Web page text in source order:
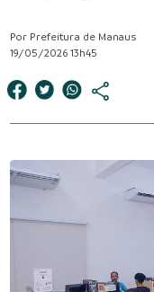
Por Prefeitura de Manaus
19/05/2026 13h45